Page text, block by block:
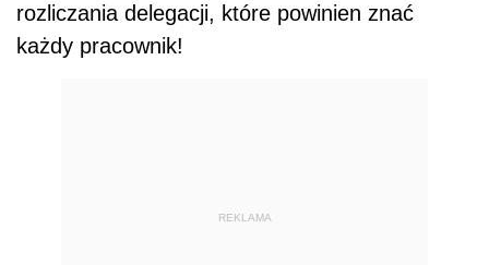
rozliczania delegacji, które powinien znać
każdy pracownik!
REKLAMA